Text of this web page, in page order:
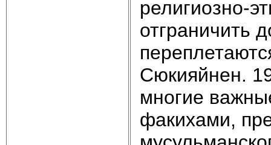
религиозно-
отграничить
Сюкияйнен.
многие
факихами,